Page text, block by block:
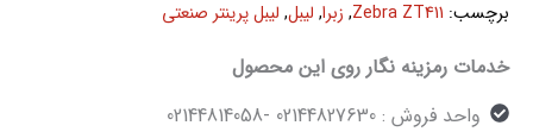
برچسب: Zebra ZT411
, زبرا, لیبل, لیبل پرینتر صنعتی
خدمات رمزینه نگار روی این محصول
واحد فروش : 02144827630 -02144814058